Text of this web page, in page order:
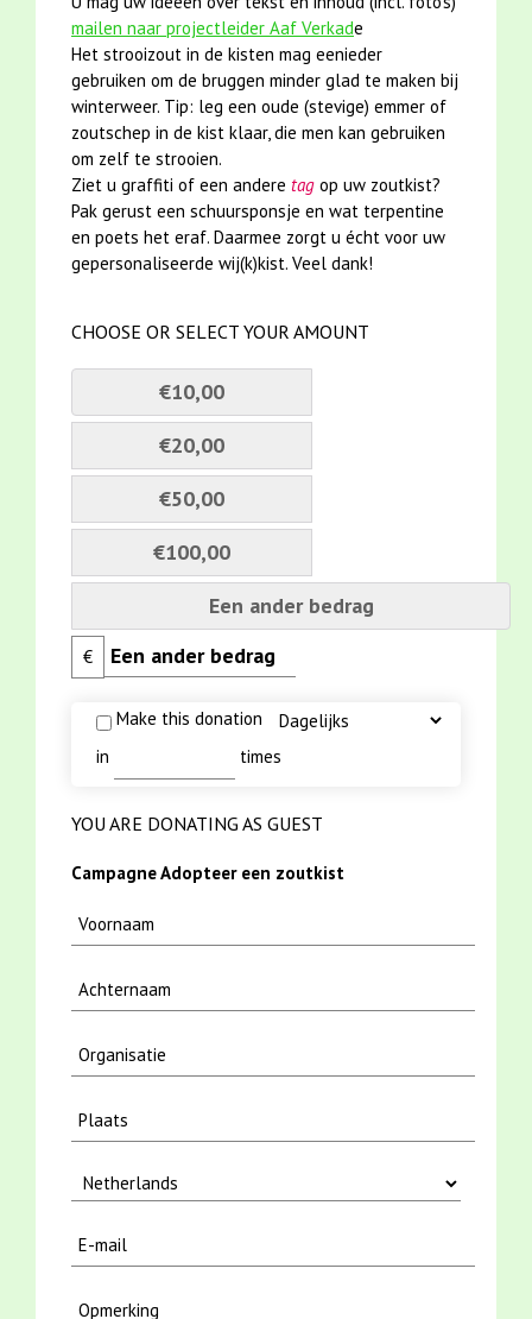
mailen naar projectleider Aaf Verkade
Het strooizout in de kisten mag eenieder
gebruiken om de bruggen minder glad te maken bij
winterweer. Tip: leg een oude (stevige) emmer of
zoutschep in de kist klaar, die men kan gebruiken
om zelf te strooien.
Ziet u graffiti of een andere tag op uw zoutkist?
Pak gerust een schuursponsje en wat terpentine
en poets het eraf. Daarmee zorgt u écht voor uw
gepersonaliseerde wij(k)kist. Veel dank!
CHOOSE OR SELECT YOUR AMOUNT
€10,00
€20,00
€50,00
€100,00
Een ander bedrag
€
Make this donation
in
times
YOU ARE DONATING AS GUEST
Campagne Adopteer een zoutkist